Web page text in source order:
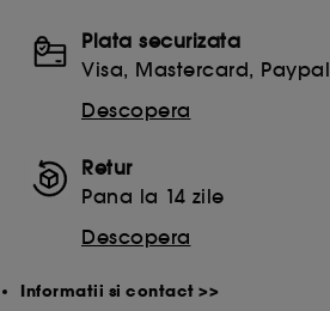
Plata securizata
Visa, Mastercard, Paypal
Descopera
Retur
Pana la 14 zile
Descopera
Informatii si contact >>